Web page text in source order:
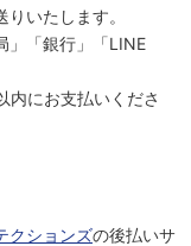
いたします。
」「銀行」「LINE
内にお支払いくださ
クションズの後払いサ